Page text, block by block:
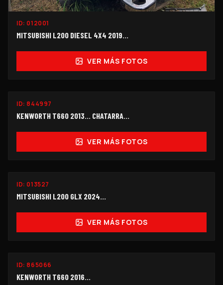
ID: 012001
MITSUBISHI L200 DIESEL 4X4 2019...
VER MÁS FOTOS
ID: 844997
KENWORTH T660 2013… CHATARRA…
VER MÁS FOTOS
ID: 013527
MITSUBISHI L200 GLX 2024...
VER MÁS FOTOS
ID: 865066
KENWORTH T660 2016...